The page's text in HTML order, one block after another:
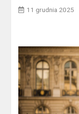
11 grudnia 2025